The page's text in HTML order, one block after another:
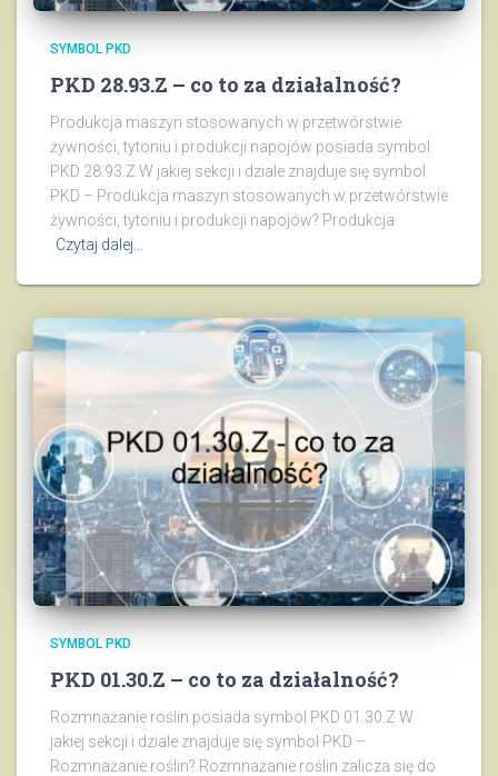
SYMBOL PKD
PKD 28.93.Z – co to za działalność?
Produkcja maszyn stosowanych w przetwórstwie
żywności, tytoniu i produkcji napojów posiada symbol
PKD 28.93.Z W jakiej sekcji i dziale znajduje się symbol
PKD – Produkcja maszyn stosowanych w przetwórstwie
żywności, tytoniu i produkcji napojów? Produkcja
Czytaj dalej…
SYMBOL PKD
PKD 01.30.Z – co to za działalność?
Rozmnażanie roślin posiada symbol PKD 01.30.Z W
jakiej sekcji i dziale znajduje się symbol PKD –
Rozmnażanie roślin? Rozmnażanie roślin zalicza się do